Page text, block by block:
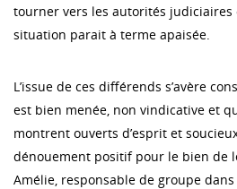
tourner vers les autorités judiciaires
situation parait à terme apaisée.
L’issue de ces différends s’avère
est bien menée, non vindicative et
montrent ouverts d’esprit et
dénouement positif pour le bien de
Amélie, responsable de groupe